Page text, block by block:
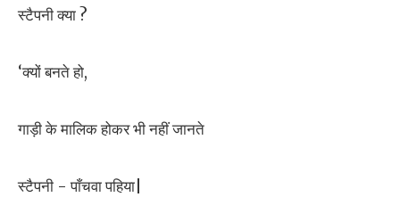
स्टैपनी क्या ?
‘क्यों बनते हो,
गाड़ी के मालिक होकर भी नहीं जानते
स्टैपनी - पाँचवा पहिया|